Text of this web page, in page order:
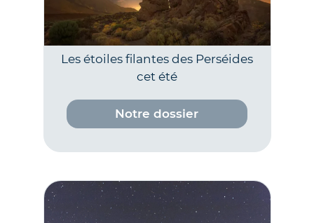
Les étoiles filantes des Perséides
cet été
Notre dossier